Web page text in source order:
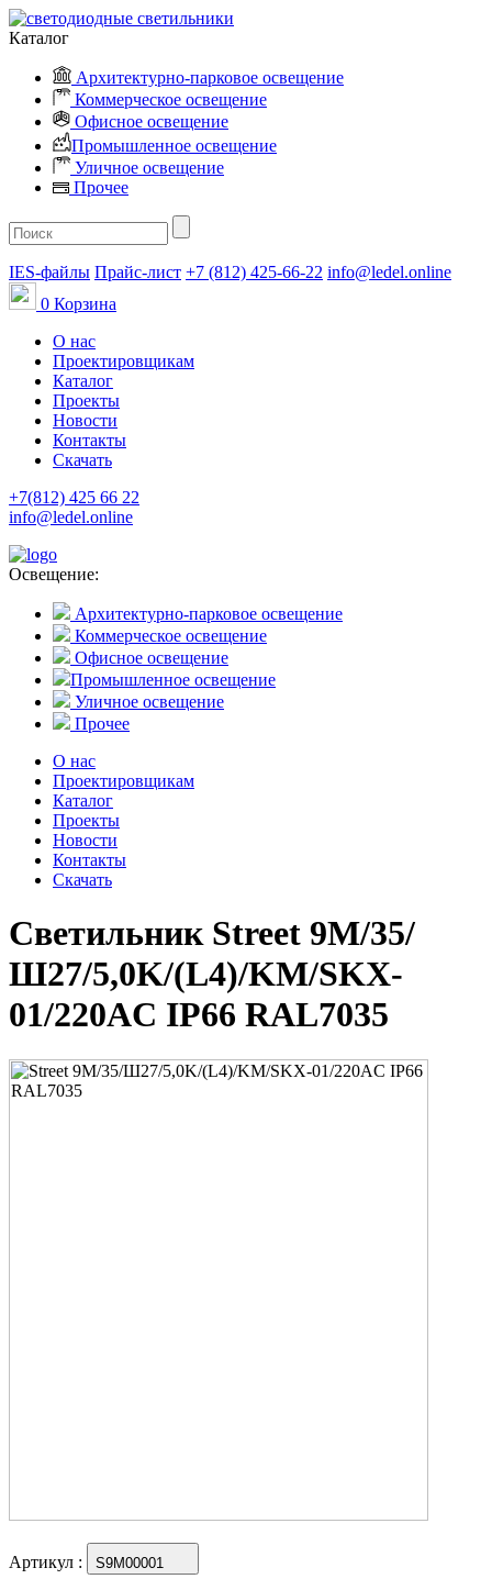
Каталог
Архитектурно-парковое освещение
Коммерческое освещение
Офисное освещение
Промышленное освещение
Уличное освещение
Прочее
IES-файлы Прайс-лист +7 (812) 425-66-22 info@ledel.online
0 Корзина
О нас
Проектировщикам
Каталог
Проекты
Новости
Контакты
Скачать
+7(812) 425 66 22
info@ledel.online
Освещение:
Архитектурно-парковое освещение
Коммерческое освещение
Офисное освещение
Промышленное освещение
Уличное освещение
Прочее
О нас
Проектировщикам
Каталог
Проекты
Новости
Контакты
Скачать
Светильник Street 9M/35/
Ш27/5,0K/(L4)/KM/SKX-
01/220AC IP66 RAL7035
Артикул : S9M00001